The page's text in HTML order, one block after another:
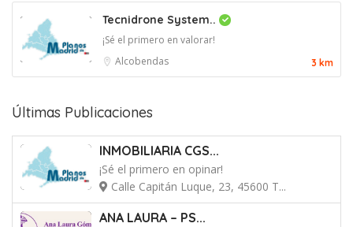
Tecnidrone System..
¡Sé el primero en valorar!
Alcobendas
3 km
Últimas Publicaciones
INMOBILIARIA CGS...
¡Sé el primero en opinar!
Calle Capitán Luque, 23, 45600 T...
ANA LAURA – PS...